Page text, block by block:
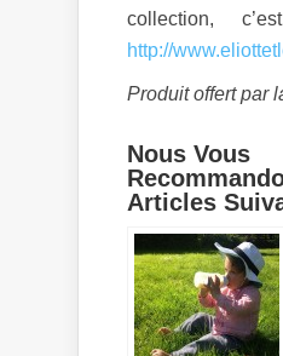
collection,
http://
Produit offert par
Nous Vous
Articles